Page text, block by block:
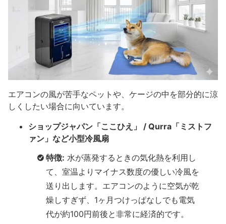
エアコンの風が苦手なペットや、ケージの中を部分的に涼
しくしたい場合に向いています。
ショップジャパン「ここひえ」 / Qurra「ミストフ
ァン」など小型冷風扇
特徴: 水が蒸発するときの気化熱を利用し
て、室温よりマイナス数度の優しい冷風を
送り出します。エアコンのように空気が乾
燥しすぎず、1ヶ月つけっぱなしでも電気
代が約100円前後と非常に経済的です。